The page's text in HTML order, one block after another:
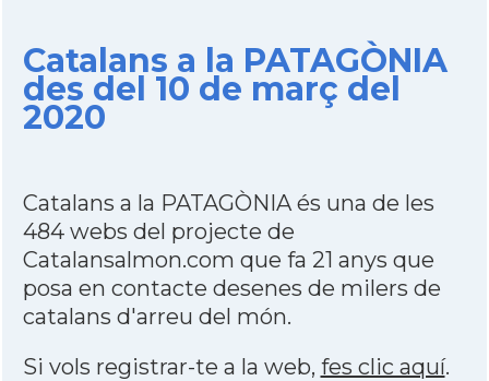
Catalans a la PATAGÒNIA
des del 10 de març del
2020
Catalans a la PATAGÒNIA és una de les
484 webs del projecte de
Catalansalmon.com que fa 21 anys que
posa en contacte desenes de milers de
catalans d'arreu del món.
Si vols registrar-te a la web, fes clic aquí.